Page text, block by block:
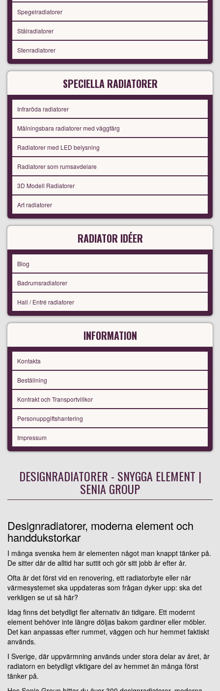
Spegelradiatorer
Stålradiatorer
Stenradiatorer
SPECIELLA RADIATORER
Infraröda radiatorer
Målningsbara radiatorer med väggfärg
Radiatorer med LED belysning
Radiatorer som rumsavdelare
3D Modell Radiatorer
Art radiatorer
RADIATOR IDÉER
Blog
Badrumsradiatorer
Hall / Entré radiatorer
INFORMATION
Kontakta
Beställning
Kontrakt och Transportvillkor
Personuppgiftshantering
Impressum
DESIGNRADIATORER - SNYGGA ELEMENT |
SENIA GROUP
Designradiatorer, moderna element och
handdukstorkar
I många svenska hem är elementen något man knappt tänker på.
De sitter där de alltid har suttit och gör sitt jobb år efter år.
Ofta är det först vid en renovering, ett radiatorbyte eller när
värmesystemet ska uppdateras som frågan dyker upp: ska det
verkligen se ut så här?
Idag finns det betydligt fler alternativ än tidigare. Ett modernt
element behöver inte längre döljas bakom gardiner eller möbler.
Det kan anpassas efter rummet, väggen och hur hemmet faktiskt
används.
I Sverige, där uppvärmning används under stora delar av året, är
radiatorn en betydligt viktigare del av hemmet än många först
tänker på.